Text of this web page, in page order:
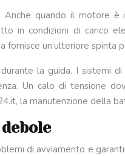
quando il motore
in condizioni di carico
un’ulteriore spinta
la guida. I sistemi di
Un calo di tensione
la manutenzione della
di avviamento e